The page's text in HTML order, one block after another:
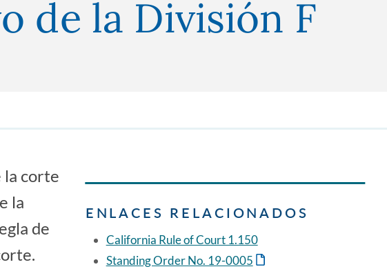
de la División F
la corte
la
de
ENLACES RELACIONADOS
California Rule of Court 1.150
Standing Order No. 19-0005